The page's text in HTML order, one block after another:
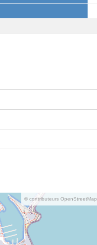
© contributeurs OpenStreetMap